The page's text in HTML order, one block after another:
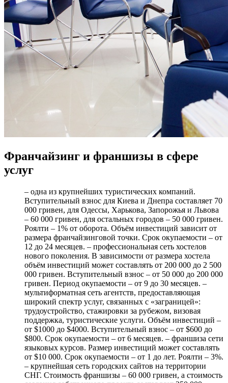
Франчайзинг и франшизы в сфере
услуг
– одна из крупнейших туристических компаний.
Вступительный взнос для Киева и Днепра составляет 70
000 гривен, для Одессы, Харькова, Запорожья и Львова
– 60 000 гривен, для остальных городов – 50 000 гривен.
Роялти – 1% от оборота. Объём инвестиций зависит от
размера франчайзинговой точки. Срок окупаемости – от
12 до 24 месяцев. – профессиональная сеть хостелов
нового поколения. В зависимости от размера хостела
объём инвестиций может составлять от 200 000 до 2 500
000 гривен. Вступительный взнос – от 50 000 до 200 000
гривен. Период окупаемости – от 9 до 30 месяцев. –
мультиформатная сеть агентств, предоставляющая
широкий спектр услуг, связанных с «заграницей»:
трудоустройство, стажировки за рубежом, визовая
поддержка, туристические услуги. Объём инвестиций –
от $1000 до $4000. Вступительный взнос – от $600 до
$800. Срок окупаемости – от 6 месяцев. – франшиза сети
языковых курсов. Размер инвестиций может составлять
от $10 000. Срок окупаемости – от 1 до лет. Роялти – 3%.
– крупнейшая сеть городских сайтов на территории
СНГ. Стоимость франшизы – 60 000 гривен, а стоимость